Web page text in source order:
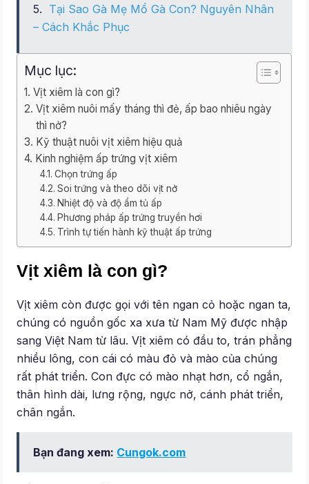
Tại Sao Gà Mẹ Mổ Gà Con? Nguyên Nhân
– Cách Khắc Phục
Mục lục:
Vịt xiêm là con gì?
Vịt xiêm nuôi mấy tháng thì đẻ, ấp bao nhiêu ngày
thì nở?
Kỹ thuật nuôi vịt xiêm hiệu quả
Kinh nghiệm ấp trứng vịt xiêm
Chọn trứng ấp
Soi trứng và theo dõi vịt nở
Nhiệt độ và độ ẩm tủ ấp
Phương pháp ấp trứng truyền hơi
Trình tự tiến hành kỹ thuật ấp trứng
Vịt xiêm là con gì?
Vịt xiêm còn được gọi với tên ngan cỏ hoặc ngan ta,
chúng có nguồn gốc xa xưa từ Nam Mỹ được nhập
sang Việt Nam từ lâu. Vịt xiêm có đầu to, trán phẳng
nhiều lông, con cái có màu đỏ và mào của chúng
rất phát triển. Con đực có mào nhạt hơn, cổ ngắn,
thân hình dài, lưng rộng, ngực nở, cánh phát triển,
chân ngắn.
Bạn đang xem: Cungok.com